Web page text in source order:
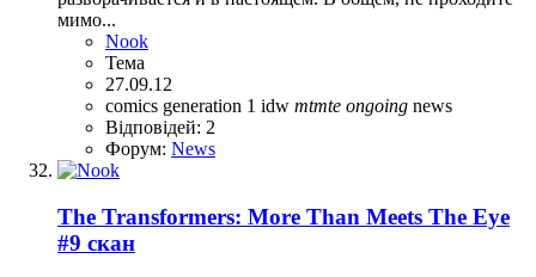
мимо...
Nook
Тема
27.09.12
comics generation 1 idw mtmte ongoing news
Відповідей: 2
Форум: News
The Transformers: More Than Meets The Eye
#9 скан